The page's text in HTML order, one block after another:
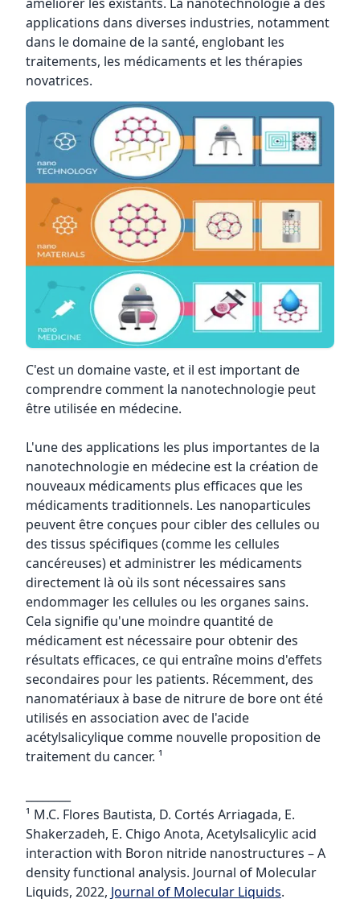
applications dans diverses industries, notamment
dans le domaine de la santé, englobant les
traitements, les médicaments et les thérapies
novatrices.
C'est un domaine vaste, et il est important de
comprendre comment la nanotechnologie peut
être utilisée en médecine.
L'une des applications les plus importantes de la
nanotechnologie en médecine est la création de
nouveaux médicaments plus efficaces que les
médicaments traditionnels. Les nanoparticules
peuvent être conçues pour cibler des cellules ou
des tissus spécifiques (comme les cellules
cancéreuses) et administrer les médicaments
directement là où ils sont nécessaires sans
endommager les cellules ou les organes sains.
Cela signifie qu'une moindre quantité de
médicament est nécessaire pour obtenir des
résultats efficaces, ce qui entraîne moins d'effets
secondaires pour les patients. Récemment, des
nanomatériaux à base de nitrure de bore ont été
utilisés en association avec de l'acide
acétylsalicylique comme nouvelle proposition de
traitement du cancer. ¹
¹ M.C. Flores Bautista, D. Cortés Arriagada, E.
Shakerzadeh, E. Chigo Anota, Acetylsalicylic acid
interaction with Boron nitride nanostructures – A
density functional analysis. Journal of Molecular
Liquids, 2022, Journal of Molecular Liquids.